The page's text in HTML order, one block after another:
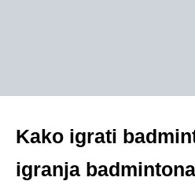
Kako igrati
igranja badmintona